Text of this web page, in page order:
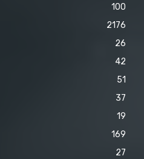
100
2176
26
42
51
37
19
169
27